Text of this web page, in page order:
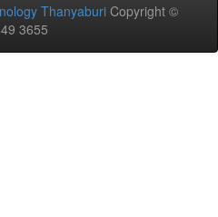
Thanyaburi Copyright ©
3655